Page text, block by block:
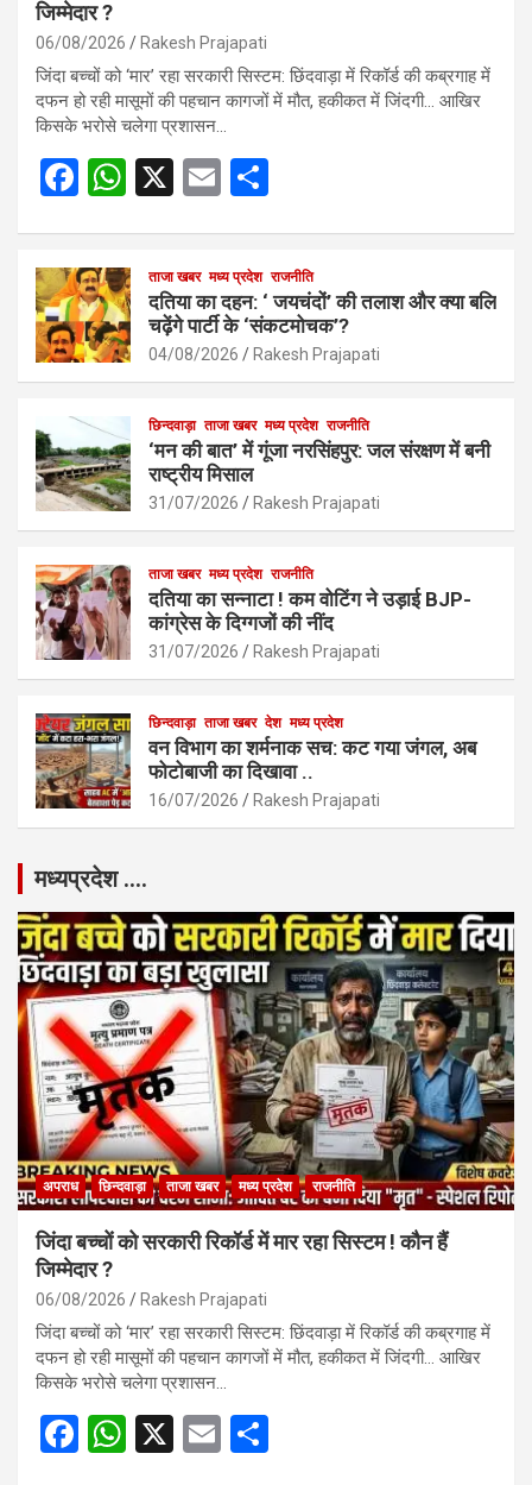
जिम्मेदार ?
06/08/2026 Rakesh Prajapati
जिंदा बच्चों को ‘मार’ रहा सरकारी सिस्टम: छिंदवाड़ा में रिकॉर्ड की कब्रगाह में
दफन हो रही मासूमों की पहचान कागजों में मौत, हकीकत में जिंदगी… आखिर
किसके भरोसे चलेगा प्रशासन…
F
b
o
o
W
s
A
p
p
X
E
e
ताजा खबर मध्य प्रदेश राजनीति
दतिया का दहन: ‘ जयचंदों’ की तलाश और क्या बलि
चढ़ेंगे पार्टी के ‘संकटमोचक’?
04/08/2026 Rakesh Prajapati
छिन्दवाड़ा ताजा खबर मध्य प्रदेश राजनीति
‘मन की बात’ में गूंजा नरसिंहपुर: जल संरक्षण में बनी
राष्ट्रीय मिसाल
31/07/2026 Rakesh Prajapati
ताजा खबर मध्य प्रदेश राजनीति
दतिया का सन्नाटा ! कम वोटिंग ने उड़ाई BJP-
कांग्रेस के दिग्गजों की नींद
31/07/2026 Rakesh Prajapati
छिन्दवाड़ा ताजा खबर देश मध्य प्रदेश
वन विभाग का शर्मनाक सच: कट गया जंगल, अब
फोटोबाजी का दिखावा ..
16/07/2026 Rakesh Prajapati
मध्यप्रदेश ….
अपराध छिन्दवाड़ा ताजा खबर मध्य प्रदेश राजनीति
जिंदा बच्चों को सरकारी रिकॉर्ड में मार रहा सिस्टम ! कौन हैं
जिम्मेदार ?
06/08/2026 Rakesh Prajapati
जिंदा बच्चों को ‘मार’ रहा सरकारी सिस्टम: छिंदवाड़ा में रिकॉर्ड की कब्रगाह में
दफन हो रही मासूमों की पहचान कागजों में मौत, हकीकत में जिंदगी… आखिर
किसके भरोसे चलेगा प्रशासन…
F
W X
E